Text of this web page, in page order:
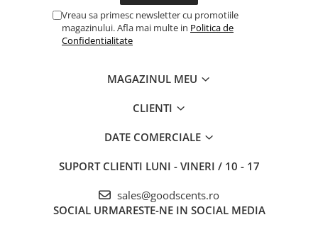
Vreau sa primesc newsletter cu promotiile
magazinului. Afla mai multe in Politica de
Confidentialitate
MAGAZINUL MEU
CLIENTI
DATE COMERCIALE
SUPORT CLIENTI LUNI - VINERI / 10 - 17
sales@goodscents.ro
SOCIAL URMARESTE-NE IN SOCIAL MEDIA